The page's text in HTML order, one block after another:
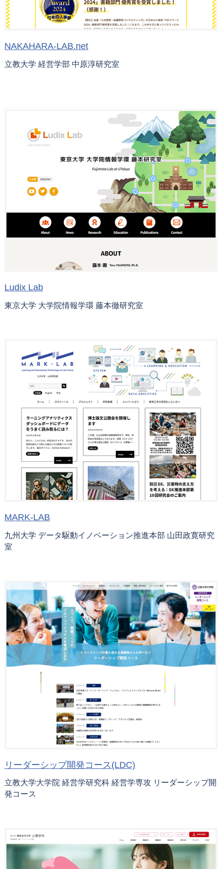
NAKAHARA-LAB.net
立教大学 経営学部 中原淳研究室
Ludix Lab
東京大学 大学院情報学環 藤本徹研究室
MARK-LAB
九州大学 データ駆動イノベーション推進本部 山田政寛研究
室
リーダーシップ開発コース(LDC)
立教大学大学院 経営学研究科 経営学専攻 リーダーシップ開
発コース